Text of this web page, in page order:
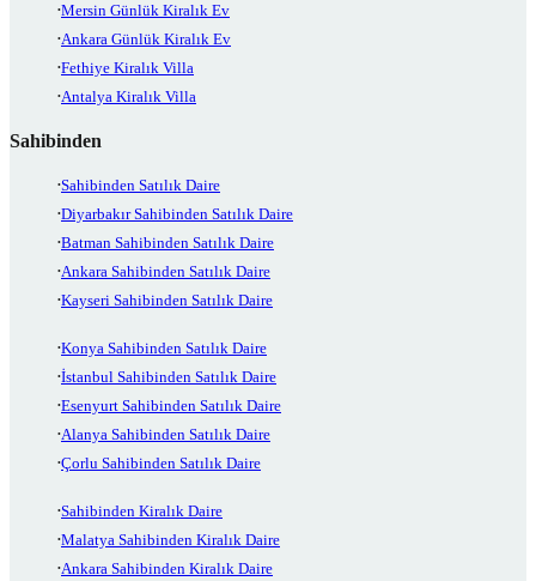
Mersin Günlük Kiralık Ev
Ankara Günlük Kiralık Ev
Fethiye Kiralık Villa
Antalya Kiralık Villa
Sahibinden
Sahibinden Satılık Daire
Diyarbakır Sahibinden Satılık Daire
Batman Sahibinden Satılık Daire
Ankara Sahibinden Satılık Daire
Kayseri Sahibinden Satılık Daire
Konya Sahibinden Satılık Daire
İstanbul Sahibinden Satılık Daire
Esenyurt Sahibinden Satılık Daire
Alanya Sahibinden Satılık Daire
Çorlu Sahibinden Satılık Daire
Sahibinden Kiralık Daire
Malatya Sahibinden Kiralık Daire
Ankara Sahibinden Kiralık Daire